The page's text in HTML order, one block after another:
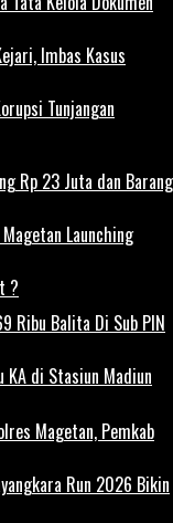
Imbas Kasus
Tunjangan
Rp 23 Juta dan Barang
Launching
?
Ribu Balita Di Sub PIN
KA di Stasiun Madiun
Magetan, Pemkab
Run 2026 Bikin